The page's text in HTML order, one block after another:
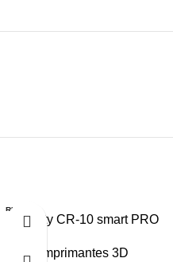
RUPTU
Creality CR-10 smart PRO
Imprimantes 3D